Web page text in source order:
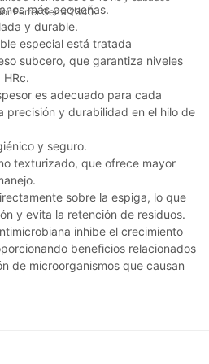
Ferrer Serra 2340.
más pequeñas.
y durable.
especial está tratada
subcero, que garantiza niveles
es adecuado para cada
precisión y durabilidad en el hilo de
y seguro.
texturizado, que ofrece mayor
sobre la espiga, lo que
y evita la retención de residuos.
inhibe el crecimiento
beneficios relacionados
de microorganismos que causan